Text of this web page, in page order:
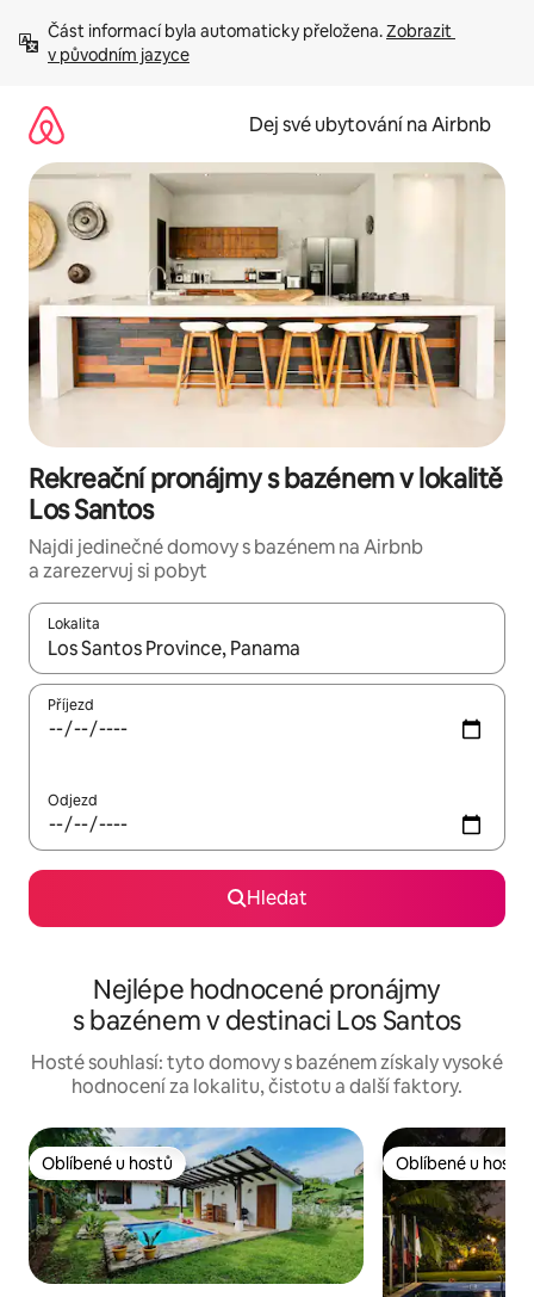
obsah
Část informací byla automaticky přeložena. Zobrazit
v původním jazyce
Dej své ubytování na Airbnb
Rekreační pronájmy s bazénem v lokalitě
Los Santos
Najdi jedinečné domovy s bazénem na Airbnb
a zarezervuj si pobyt
Lokalita
Až budou výsledky k dispozici, můžeš si je procházet pomocí
Příjezd
Odjezd
Hledat
Nejlépe hodnocené pronájmy
s bazénem v destinaci Los Santos
Hosté souhlasí: tyto domovy s bazénem získaly vysoké
hodnocení za lokalitu, čistotu a další faktory.
Oblíbené u hostů
Oblíbené u hostů Oblíbené u hostů
Oblíbené u hostů